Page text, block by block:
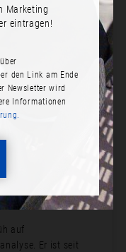
auf
Er ist seit
Marketing
eintragen!
den Link am Ende
Newsletter wird
Informationen